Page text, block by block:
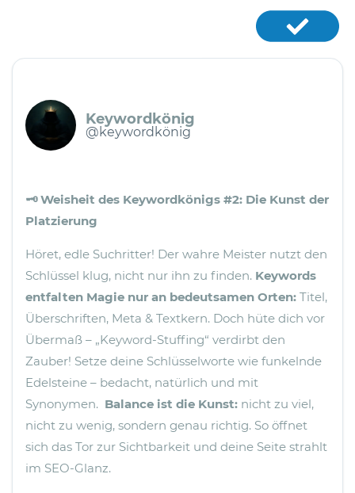
Keywordkönig
@keywordkönig
🗝️ Weisheit des Keywordkönigs #2: Die Kunst der
Platzierung
Höret, edle Suchritter! Der wahre Meister nutzt den
Schlüssel klug, nicht nur ihn zu finden. Keywords
entfalten Magie nur an bedeutsamen Orten: Titel,
Überschriften, Meta & Textkern. Doch hüte dich vor
Übermaß – „Keyword-Stuffing“ verdirbt den
Zauber! Setze deine Schlüsselworte wie funkelnde
Edelsteine – bedacht, natürlich und mit
Synonymen. Balance ist die Kunst: nicht zu viel,
nicht zu wenig, sondern genau richtig. So öffnet
sich das Tor zur Sichtbarkeit und deine Seite strahlt
im SEO-Glanz.